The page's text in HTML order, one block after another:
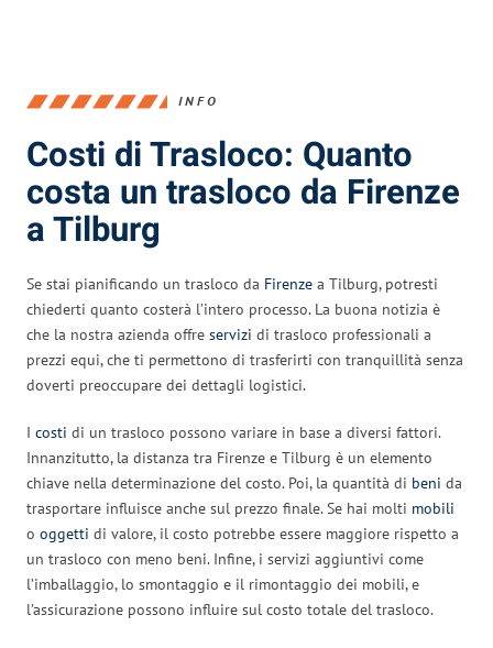
INFO
Costi di Trasloco: Quanto
costa un trasloco da Firenze
a Tilburg
Se stai pianificando un trasloco da Firenze a Tilburg, potresti
chiederti quanto costerà l’intero processo. La buona notizia è
che la nostra azienda offre servizi di trasloco professionali a
prezzi equi, che ti permettono di trasferirti con tranquillità senza
doverti preoccupare dei dettagli logistici.
I costi di un trasloco possono variare in base a diversi fattori.
Innanzitutto, la distanza tra Firenze e Tilburg è un elemento
chiave nella determinazione del costo. Poi, la quantità di beni da
trasportare influisce anche sul prezzo finale. Se hai molti mobili
o oggetti di valore, il costo potrebbe essere maggiore rispetto a
un trasloco con meno beni. Infine, i servizi aggiuntivi come
l’imballaggio, lo smontaggio e il rimontaggio dei mobili, e
l’assicurazione possono influire sul costo totale del trasloco.